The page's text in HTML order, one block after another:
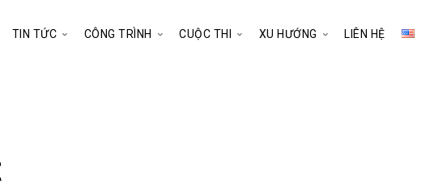
TIN TỨC CÔNG TRÌNH CUỘC THI XU HƯỚNG LIÊN HỆ